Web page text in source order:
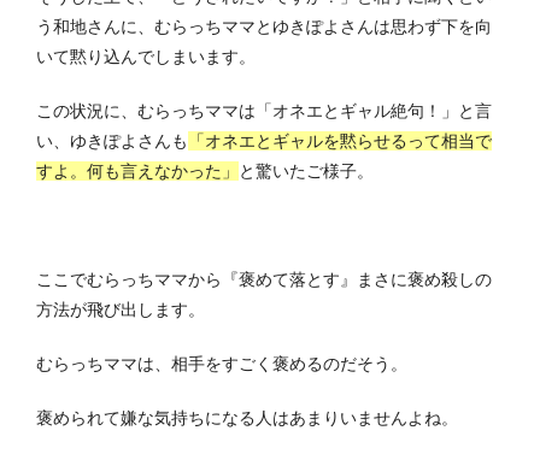
う和地さんに、むらっちママとゆきぽよさんは思わず下を向
いて黙り込んでしまいます。
この状況に、むらっちママは「オネエとギャル絶句！」と言
い、ゆきぽよさんも
「オネエとギャルを黙らせるって相当で
すよ。何も言えなかった」
と驚いたご様子。
ここでむらっちママから『褒めて落とす』まさに褒め殺しの
方法が飛び出します。
むらっちママは、相手をすごく褒めるのだそう。
褒められて嫌な気持ちになる人はあまりいませんよね。